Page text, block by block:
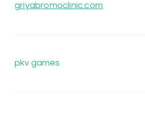
griyabromoclinic.com
pkv games